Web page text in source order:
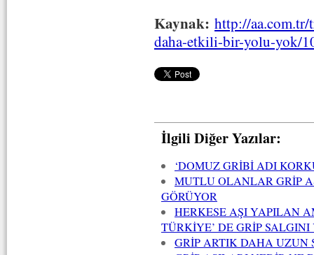
Kaynak: http://
daha-etkili-bir-yolu-yok/
İlgili Diğer Yazılar:
‘DOMUZ GRİBİ ADI
MUTLU OLANLAR GRİP
GÖRÜYOR
HERKESE AŞI YAPILAN
TÜRKİYE’ DE GRİP SALGINI
GRİP ARTIK DAHA UZUN